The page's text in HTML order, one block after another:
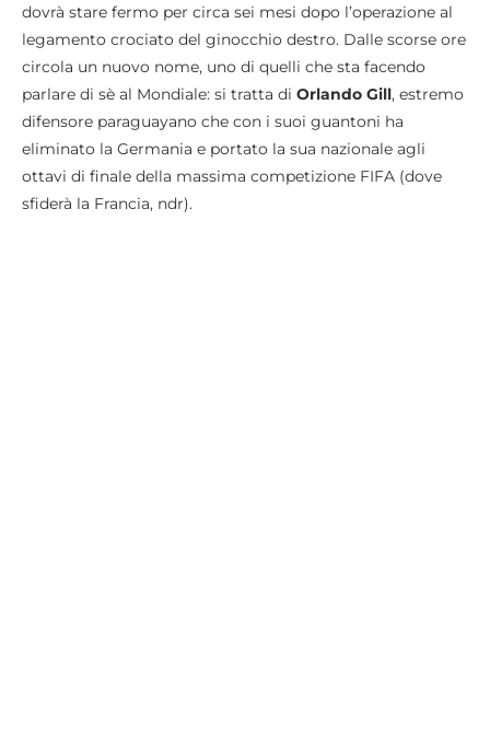
dovrà stare fermo per circa sei mesi dopo l’operazione al
legamento crociato del ginocchio destro. Dalle scorse ore
circola un nuovo nome, uno di quelli che sta facendo
parlare di sè al Mondiale: si tratta di Orlando Gill, estremo
difensore paraguayano che con i suoi guantoni ha
eliminato la Germania e portato la sua nazionale agli
ottavi di finale della massima competizione FIFA (dove
sfiderà la Francia, ndr).